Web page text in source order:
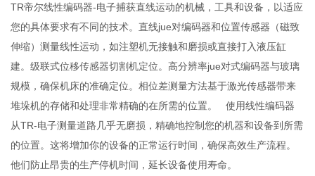
TR帝尔线性编码器-电子捕获直线运动的机械，工具和设备，以适应
您的具体要求有不同的技术。直线jue对编码器和位置传感器（磁致
伸缩）测量线性运动，如注塑机无接触和磨损或直接打入液压缸
建。级联式位移传感器切割机定位。高分辨率jue对式编码器与玻璃
规模，确保机床的准确定位。相位差测量方法基于激光传感器带来
堆垛机的存储和处理非常精确的在所需的位置。 使用线性编码器
从TR-电子测量道路几乎无磨损，精确地控制您的机器和设备到所需
的位置。这将增加你的设备的正常运行时间，确保高效生产流程。
他们防止昂贵的生产停机时间，延长设备使用寿命。